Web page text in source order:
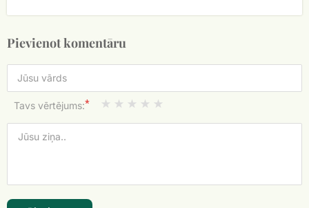
Pievienot komentāru
Tavs vērtējums:*